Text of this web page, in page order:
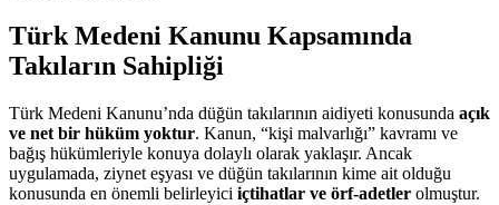
Türk Medeni Kanunu Kapsamında
Takıların Sahipliği
Türk Medeni Kanunu’nda düğün takılarının aidiyeti konusunda açık
ve net bir hüküm yoktur. Kanun, “kişi malvarlığı” kavramı ve
bağış hükümleriyle konuya dolaylı olarak yaklaşır. Ancak
uygulamada, ziynet eşyası ve düğün takılarının kime ait olduğu
konusunda en önemli belirleyici içtihatlar ve örf-adetler olmuştur.